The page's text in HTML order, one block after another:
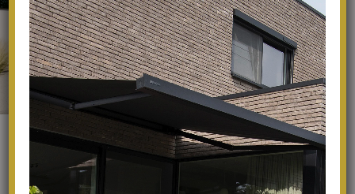
Rolluiken
Screens
Markiezen
Serrezonwering
Horren
Spring Campaign